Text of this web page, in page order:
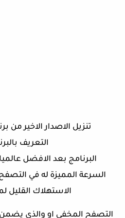
تنزيل الاصدار الاخير من
التعريف
البرنامج بعد الافضل
السرعة المميزة له في
الاستهلاك القليل
التصفح المخفي او والذي